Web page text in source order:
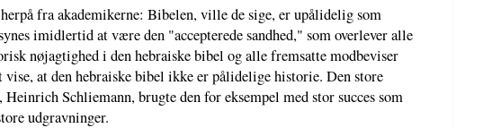
fra akademikerne: Bibelen, ville de sige, er upålidelig som
imidlertid at være den "accepterede sandhed," som overlever alle
nøjagtighed i den hebraiske bibel og alle fremsatte modbeviser
vise, at den hebraiske bibel ikke er pålidelige historie. Den store
Schliemann, brugte den for eksempel med stor succes som
udgravninger.